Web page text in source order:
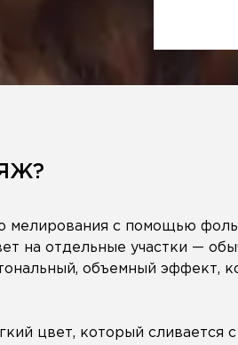
мелирования с помощью
на отдельные участки —
объемный эффект,
цвет, который сливается